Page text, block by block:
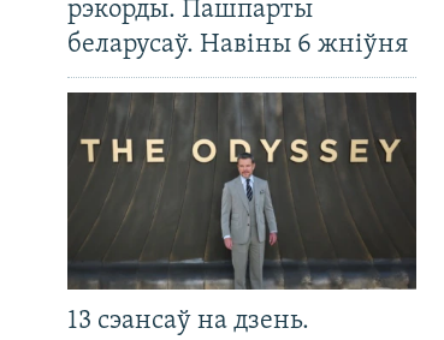
рэкорды. Пашпарты
беларусаў. Навіны 6 жніўня
13 сэансаў на дзень.